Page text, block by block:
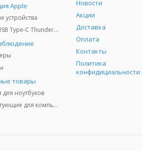
Apple
устройства
Кабеля USB Type-C Thunderbolt 3/4/5
товары
для ноутбуков
Комплектующие для компьютеров
Новости
Акции
Доставка
Оплата
Контакты
Политика
конфидициальности